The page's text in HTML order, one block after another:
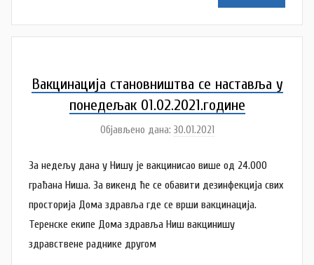
a
a
n
o
a
c
Вакцинација становништва се наставља у
понедељак 01.02.2021.године
Објављено дана: 30.01.2021
т
о
р
N
За недељу дана у Нишу је вакцинисао више од 24.000
грађана Ниша. За викенд ће се обавити дезинфекција свих
просторија Дома здравља где се врши вакцинација.
Теренске екипе Дома здравља Ниш вакцинишу
здравствене раднике другом